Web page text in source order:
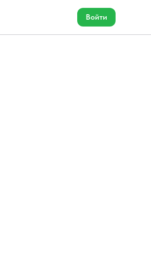
Войти